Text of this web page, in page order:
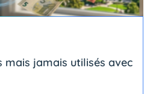
mais jamais utilisés avec